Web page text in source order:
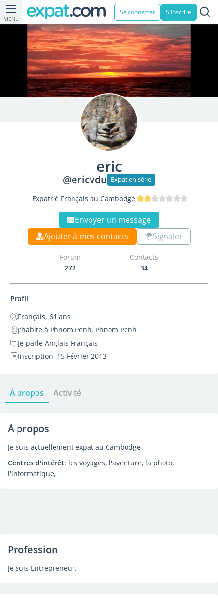
MENU
Se connecter S'inscrire
eric
@ericvdu Expat en série
Expatrié Français au Cambodge
Envoyer un message
Ajouter à mes contacts
Signaler
Forum
272
Contacts
34
Profil
Français, 64 ans
J'habite à Phnom Penh, Phnom Penh
Je parle Anglais Français
Inscription: 15 Février 2013
À propos Activité
À propos
Je suis actuellement expat au Cambodge
Centres d'intérêt: les voyages, l'aventure, la photo,
l'informatique,
Profession
Je suis Entrepreneur.